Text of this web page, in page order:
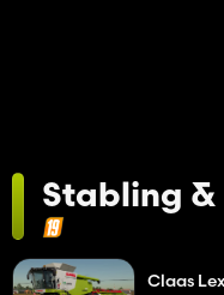
Stabling &
Claas